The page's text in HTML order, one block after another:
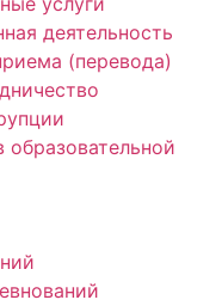
деятельность
(перевода)
образовательной